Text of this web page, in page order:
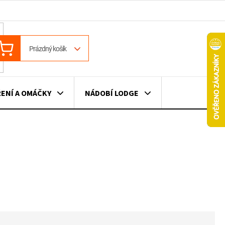
Prázdný košík
A OMÁČKY NÁDOBÍ LODGE